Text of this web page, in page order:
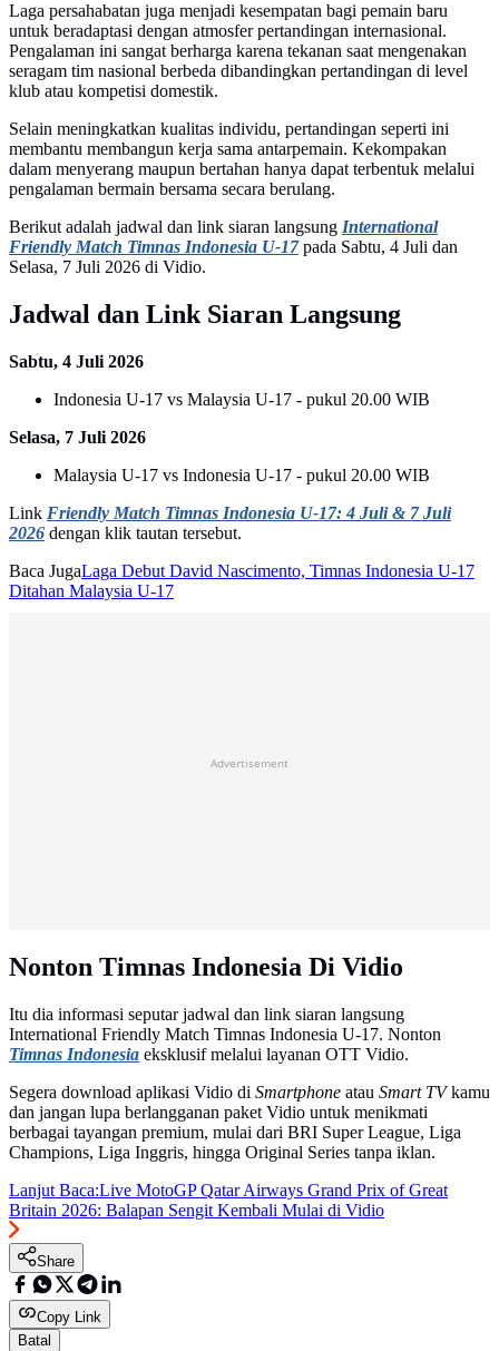
Laga persahabatan juga menjadi kesempatan bagi pemain baru
untuk beradaptasi dengan atmosfer pertandingan internasional.
Pengalaman ini sangat berharga karena tekanan saat mengenakan
seragam tim nasional berbeda dibandingkan pertandingan di level
klub atau kompetisi domestik.
Selain meningkatkan kualitas individu, pertandingan seperti ini
membantu membangun kerja sama antarpemain. Kekompakan
dalam menyerang maupun bertahan hanya dapat terbentuk melalui
pengalaman bermain bersama secara berulang.
Berikut adalah jadwal dan link siaran langsung International
Friendly Match Timnas Indonesia U-17pada Sabtu, 4 Juli dan
Selasa, 7 Juli 2026 di Vidio.
Jadwal dan Link Siaran Langsung
Sabtu, 4 Juli 2026
Indonesia U-17 vs Malaysia U-17 - pukul 20.00 WIB
Selasa, 7 Juli 2026
Malaysia U-17 vs Indonesia U-17 - pukul 20.00 WIB
Link Friendly Match Timnas Indonesia U-17: 4 Juli & 7 Juli
2026 dengan klik tautan tersebut.
Baca JugaLaga Debut David Nascimento, Timnas Indonesia U-17
Ditahan Malaysia U-17
Advertisement
Nonton Timnas Indonesia Di Vidio
Itu dia informasi seputar jadwal dan link siaran langsung
International Friendly Match Timnas Indonesia U-17. Nonton
Timnas Indonesia eksklusif melalui layanan OTT Vidio.
Segera download aplikasi Vidio di Smartphone atau Smart TVkamu
dan jangan lupa berlangganan paket Vidio untuk menikmati
berbagai tayangan premium, mulai dari BRI Super League, Liga
Champions, Liga Inggris, hingga Original Series tanpa iklan.
Lanjut Baca:Live MotoGP Qatar Airways Grand Prix of Great
Britain 2026: Balapan Sengit Kembali Mulai di Vidio
Share
Copy Link
Batal